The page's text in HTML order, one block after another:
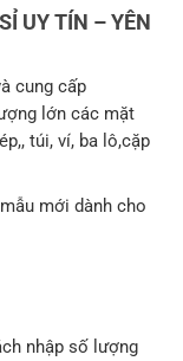
₫.là:
UY TÍN – YÊN
cung cấp
lớn các mặt
túi, ví, ba lô,cặp
mới dành cho
nhập số lượng